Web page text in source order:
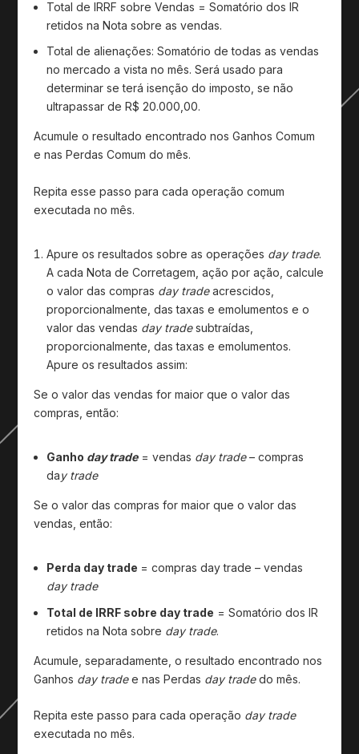
Total de IRRF sobre Vendas = Somatório dos IR
retidos na Nota sobre as vendas.
Total de alienações: Somatório de todas as vendas
no mercado a vista no mês. Será usado para
determinar se terá isenção do imposto, se não
ultrapassar de R$ 20.000,00.
Acumule o resultado encontrado nos Ganhos Comum
e nas Perdas Comum do mês.
Repita esse passo para cada operação comum
executada no mês.
Apure os resultados sobre as operações day trade.
A cada Nota de Corretagem, ação por ação, calcule
o valor das compras day tradeacrescidos,
proporcionalmente, das taxas e emolumentos e o
valor das vendas day tradesubtraídas,
proporcionalmente, das taxas e emolumentos.
Apure os resultados assim:
Se o valor das vendas for maior que o valor das
compras, então:
Ganho day trade= vendas day trade– compras
day trade
Se o valor das compras for maior que o valor das
vendas, então:
Perda day trade = compras day trade – vendas
day trade
Total de IRRF sobre day trade = Somatório dos IR
retidos na Nota sobre day trade.
Acumule, separadamente, o resultado encontrado nos
Ganhos day tradee nas Perdas day tradedo mês.
Repita este passo para cada operação day trade
executada no mês.